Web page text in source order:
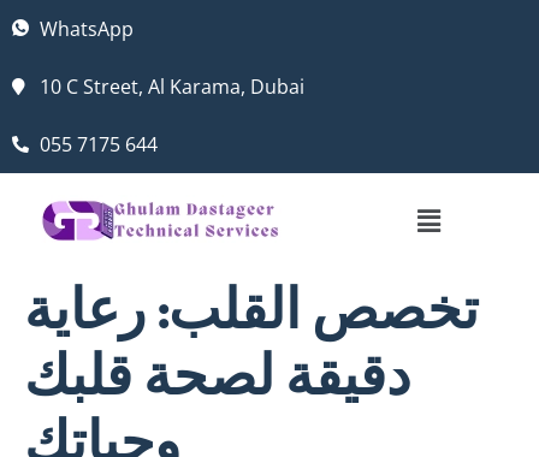
WhatsApp
10 C Street, Al Karama, Dubai
055 7175 644
تخصص القلب: رعاية
دقيقة لصحة قلبك